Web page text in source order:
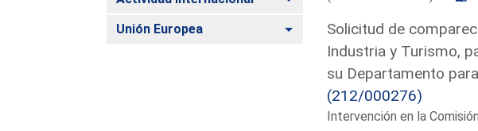
Unión Europea AlternarSolicitud de
Industria y Turismo,
su Departamento
(212/000276)
Intervención en la